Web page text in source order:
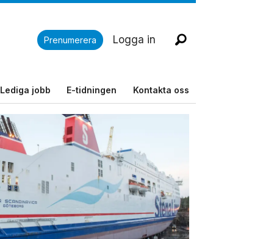
Prenumerera Logga in
Lediga jobb E-tidningen Kontakta oss